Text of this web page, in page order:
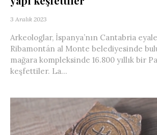
3 Aralık 2023
Arkeologlar, İspanya’nın Cantabria
Ribamontán al Monte belediyesinde
mağara kompleksinde 16.800 yıllık bir
keşfettiler. La...